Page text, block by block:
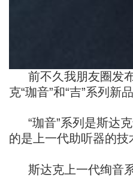
前不久我朋友圈发
克“珈音”和“吉”系列
“珈音”系列是斯达
的是上一代助听器的
斯达克上一代绚音